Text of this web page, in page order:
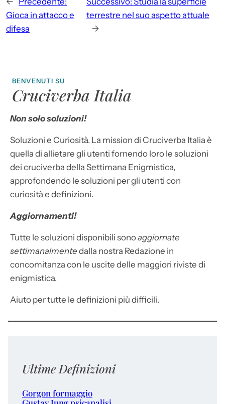
Gioca in attacco e
difesa
terrestre nel suo aspetto attuale
→
BENVENUTI SU
Cruciverba Italia
Non solo soluzioni!
Soluzioni e Curiosità. La mission di Cruciverba Italia è
quella di allietare gli utenti fornendo loro le soluzioni
dei cruciverba della Settimana Enigmistica,
approfondendo le soluzioni per gli utenti con
curiosità e definizioni.
Aggiornamenti!
Tutte le soluzioni disponibili sonoaggiornate
settimanalmente dalla nostra Redazione in
concomitanza con le uscite delle maggiori riviste di
enigmistica.
Aiuto per tutte le definizioni più difficili.
Ultime Definizioni
Gorgon formaggio